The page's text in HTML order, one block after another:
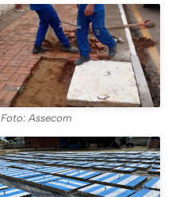
Foto: Assecom